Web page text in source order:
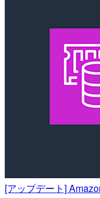
[アップデート]